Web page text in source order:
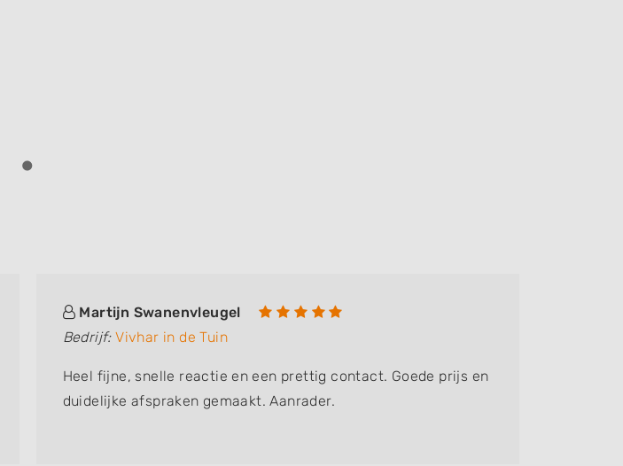
Martijn Swanenvleugel
Bedrijf: Vivhar in de Tuin
Heel fijne, snelle reactie en een prettig contact. Goede prijs en
duidelijke afspraken gemaakt. Aanrader.